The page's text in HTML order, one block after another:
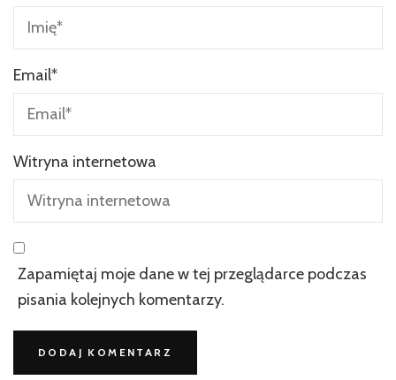
Email*
Witryna internetowa
Zapamiętaj moje dane w tej przeglądarce podczas
pisania kolejnych komentarzy.